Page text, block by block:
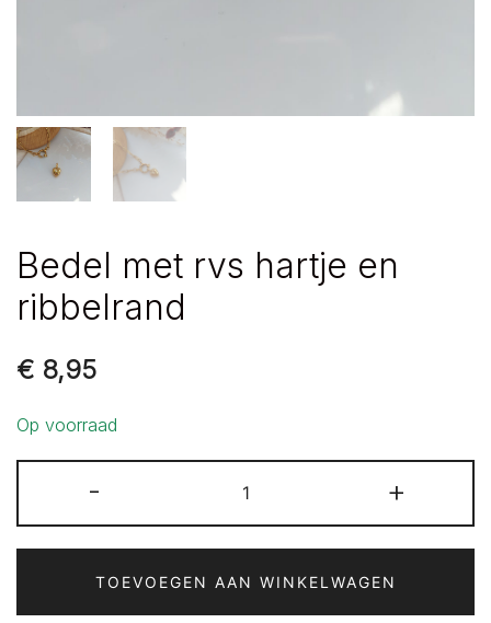
Bedel met rvs hartje en
ribbelrand
€ 8,95
Op voorraad
-
met
rvs
hartje
en
+
TOEVOEGEN AAN WINKELWAGEN